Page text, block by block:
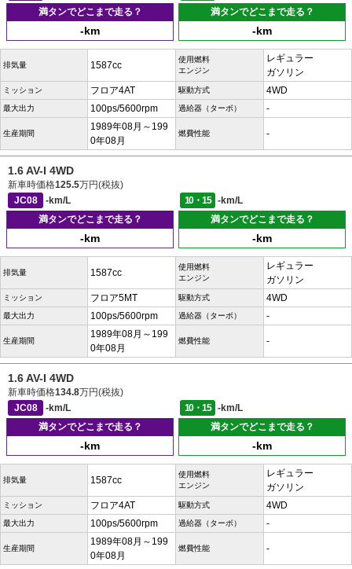
満タンでどこまで走る？
-km
満タンでどこまで走る？
-km
排気量 1587cc
使用燃料
エンジン
レギュラー
ガソリン
ミッション フロア4AT 駆動方式 4WD
最大出力 100ps/5600rpm 過給器（ターボ） -
生産期間
1989年08月～199
0年08月
燃費性能 -
1.6 AV-I 4WD
新車時価格125.5万円(税抜)
JC08
-km/L 10・15
-km/L
満タンでどこまで走る？
-km
満タンでどこまで走る？
-km
排気量 1587cc
使用燃料
エンジン
レギュラー
ガソリン
ミッション フロア5MT 駆動方式 4WD
最大出力 100ps/5600rpm 過給器（ターボ） -
生産期間
1989年08月～199
0年08月
燃費性能 -
1.6 AV-I 4WD
新車時価格134.8万円(税抜)
JC08
-km/L 10・15
-km/L
満タンでどこまで走る？
-km
満タンでどこまで走る？
-km
排気量 1587cc
使用燃料
エンジン
レギュラー
ガソリン
ミッション フロア4AT 駆動方式 4WD
最大出力 100ps/5600rpm 過給器（ターボ） -
生産期間
1989年08月～199
0年08月
燃費性能 -